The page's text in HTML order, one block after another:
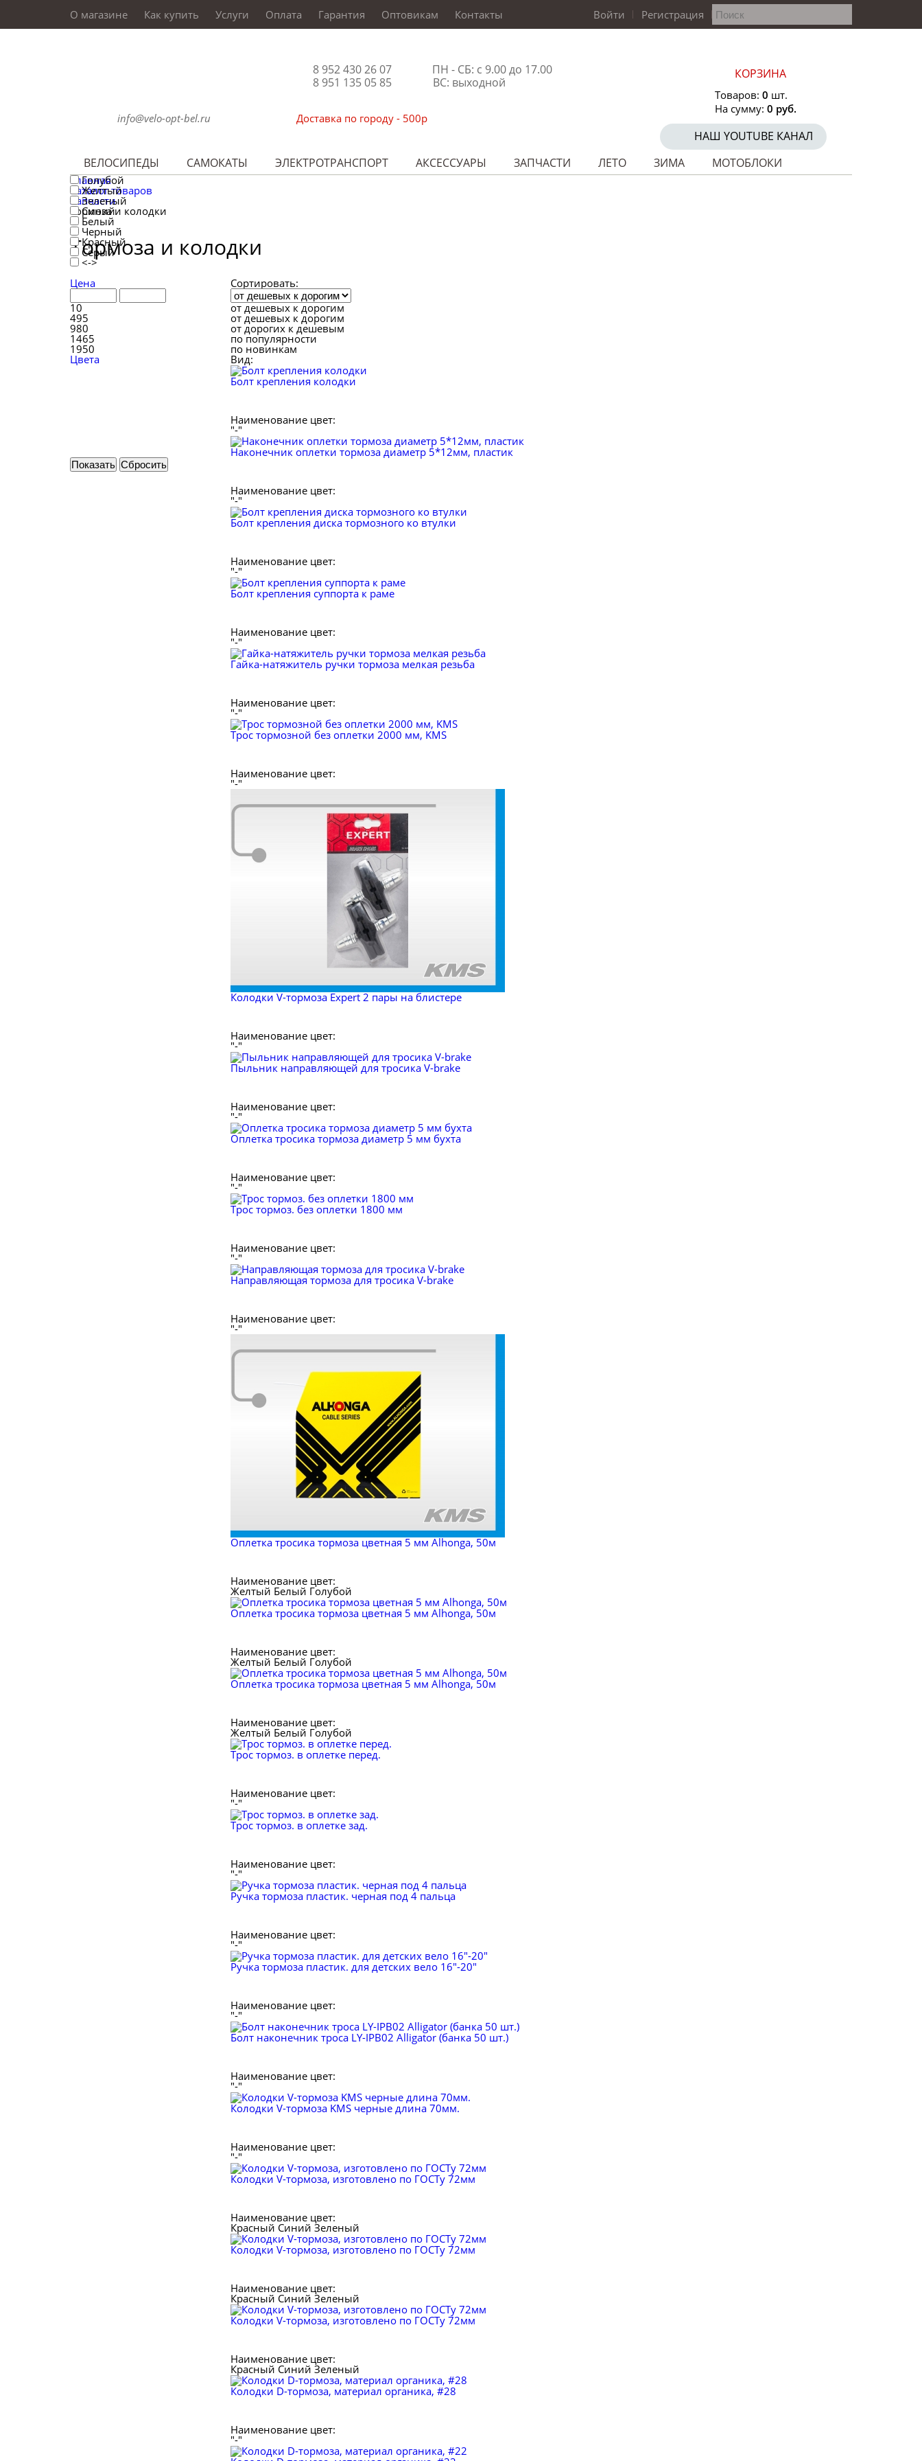
О магазине Как купить Услуги Оплата Гарантия Оптовикам Контакты Войти Регистрация
info@velo-opt-bel.ru
ПН - СБ: с 9.00 до 17.00
ВС: выходной
8 952 430 26 07
8 951 135 05 85
Доставка по городу - 500р
КОРЗИНА
Товаров: 0 шт.
На сумму: 0 руб.
НАШ YOUTUBE КАНАЛ
ВЕЛОСИПЕДЫ
САМОКАТЫ ЭЛЕКТРОТРАНСПОРТ АКСЕССУАРЫ ЗАПЧАСТИ ЛЕТО ЗИМА МОТОБЛОКИ
Главная
Каталог товаров
Запчасти
Тормоза и колодки
Тормоза и колодки
Цена
10
495
980
1465
1950
Цвета
Голубой
Желтый
Зеленый
Синий
Белый
Черный
Красный
Серый
<->
Сортировать:
от дешевых к дорогим
от дешевых к дорогим
от дорогих к дешевым
по популярности
по новинкам
Вид:
Болт крепления колодки
Наименование цвет:
"-"
Наконечник оплетки тормоза диаметр 5*12мм, пластик
Наименование цвет:
"-"
Болт крепления диска тормозного ко втулки
Наименование цвет:
"-"
Болт крепления суппорта к раме
Наименование цвет:
"-"
Гайка-натяжитель ручки тормоза мелкая резьба
Наименование цвет:
"-"
Трос тормозной без оплетки 2000 мм, KMS
Наименование цвет:
"-"
Колодки V-тормоза Expert 2 пары на блистере
Наименование цвет:
"-"
Пыльник направляющей для тросика V-brake
Наименование цвет:
"-"
Оплетка тросика тормоза диаметр 5 мм бухта
Наименование цвет:
"-"
Трос тормоз. без оплетки 1800 мм
Наименование цвет:
"-"
Направляющая тормоза для тросика V-brake
Наименование цвет:
"-"
Оплетка тросика тормоза цветная 5 мм Alhonga, 50м
Наименование цвет:
Желтый Белый Голубой
Оплетка тросика тормоза цветная 5 мм Alhonga, 50м
Наименование цвет:
Желтый Белый Голубой
Оплетка тросика тормоза цветная 5 мм Alhonga, 50м
Наименование цвет:
Желтый Белый Голубой
Трос тормоз. в оплетке перед.
Наименование цвет:
"-"
Трос тормоз. в оплетке зад.
Наименование цвет:
"-"
Ручка тормоза пластик. черная под 4 пальца
Наименование цвет:
"-"
Ручка тормоза пластик. для детских вело 16"-20"
Наименование цвет:
"-"
Болт наконечник троса LY-IPB02 Alligator (банка 50 шт.)
Наименование цвет:
"-"
Колодки V-тормоза KMS черные длина 70мм.
Наименование цвет:
"-"
Колодки V-тормоза, изготовлено по ГОСТу 72мм
Наименование цвет:
Красный Синий Зеленый
Колодки V-тормоза, изготовлено по ГОСТу 72мм
Наименование цвет:
Красный Синий Зеленый
Колодки V-тормоза, изготовлено по ГОСТу 72мм
Наименование цвет:
Красный Синий Зеленый
Колодки D-тормоза, материал органика, #28
Наименование цвет:
"-"